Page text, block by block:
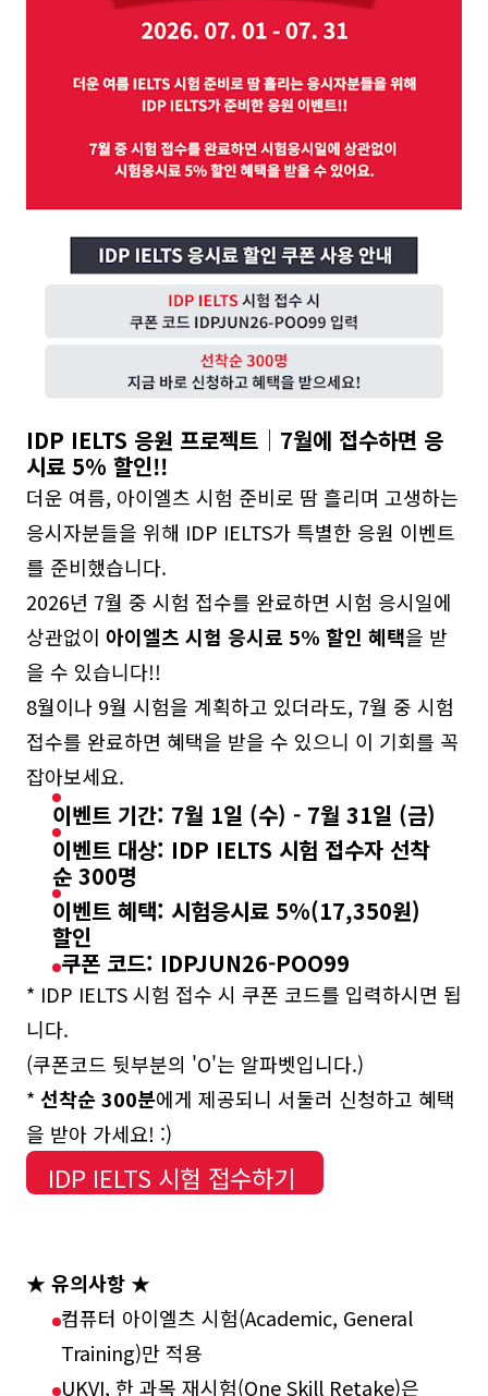
IDP IELTS 응원 프로젝트│7월에 접수하면 응
시료 5% 할인!!
더운 여름, 아이엘츠 시험 준비로 땀 흘리며 고생하는
응시자분들을 위해 IDP IELTS가 특별한 응원 이벤트
를 준비했습니다.
2026년 7월 중 시험 접수를 완료하면 시험 응시일에
상관없이 아이엘츠 시험 응시료 5% 할인 혜택을 받
을 수 있습니다!!
8월이나 9월 시험을 계획하고 있더라도, 7월 중 시험
접수를 완료하면 혜택을 받을 수 있으니 이 기회를 꼭
잡아보세요.
이벤트 기간: 7월 1일 (수) - 7월 31일 (금)
이벤트 대상: IDP IELTS 시험 접수자 선착
순 300명
이벤트 혜택: 시험응시료 5%(17,350원)
할인
쿠폰 코드: IDPJUN26-POO99
* IDP IELTS 시험 접수 시 쿠폰 코드를 입력하시면 됩
니다.
(쿠폰코드 뒷부분의 'O'는 알파벳입니다.)
* 선착순 300분에게 제공되니 서둘러 신청하고 혜택
을 받아 가세요! :)
IDP IELTS 시험 접수하기 ​
★ 유의사항 ★
컴퓨터 아이엘츠 시험(Academic, General
Training)만 적용
UKVI, 한 과목 재시험(One Skill Retake)은